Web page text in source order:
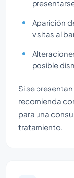
Aparición
visitas al
posible
Si se
recomienda
para una
tratamiento.